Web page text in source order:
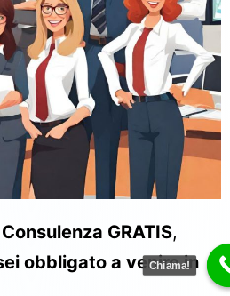
GRATIS,
obbligato a venire in
Chiama!